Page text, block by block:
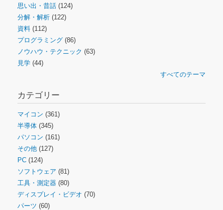
思い出・昔話 (124)
分解・解析 (122)
資料 (112)
プログラミング (86)
ノウハウ・テクニック (63)
見学 (44)
すべてのテーマ
カテゴリー
マイコン (361)
半導体 (345)
パソコン (161)
その他 (127)
PC (124)
ソフトウェア (81)
工具・測定器 (80)
ディスプレイ・ビデオ (70)
パーツ (60)